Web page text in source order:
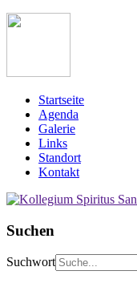
Startseite
Agenda
Galerie
Links
Standort
Kontakt
Suchen
Suchwort